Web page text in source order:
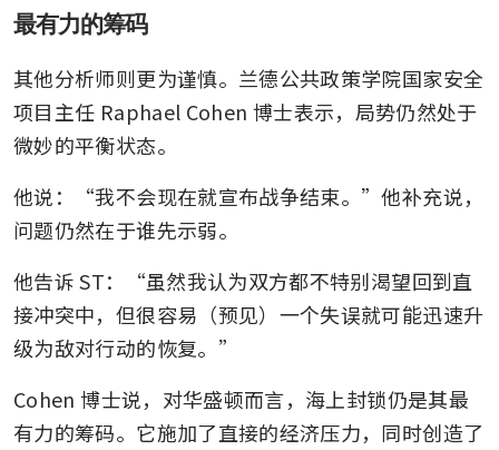
最有力的筹码
其他分析师则更为谨慎。兰德公共政策学院国家安全
项目主任 Raphael Cohen 博士表示，局势仍然处于
微妙的平衡状态。
他说：“我不会现在就宣布战争结束。”他补充说，
问题仍然在于谁先示弱。
他告诉 ST：“虽然我认为双方都不特别渴望回到直
接冲突中，但很容易（预见）一个失误就可能迅速升
级为敌对行动的恢复。”
Cohen 博士说，对华盛顿而言，海上封锁仍是其最
有力的筹码。它施加了直接的经济压力，同时创造了